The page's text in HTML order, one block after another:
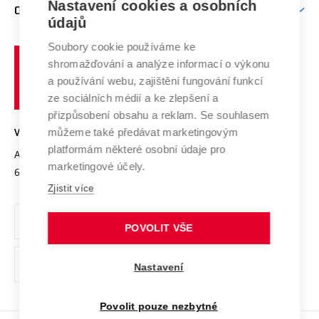
E-přihláška
Doktorské studium
Podpora podnikání
Mezinárodní vědecká rada
Systém zajišťování kvality výzkumu
Výzkumné infrastruktury
Transfer znalostí
Open Science
Projekty
Projekty ze strukturálních fondů
Specifický výzkum
Zahraniční spolupráce
Spolupráce se školami
Služby univerzity
Mezinárodní dohody
Univerzitní sítě
O UNIVERZITĚ
Profil univerzity
Udržitelná univerzita
Podnikavá univerzita / ContriBUTe
Bezpečná univerzita
Vyznamenání
Organizační struktura
Ochrana osobních údajů
odkaz)
učení
technické
VYSOKÉ UČENÍ TECHNICKÉ V BRNĚ
Antonínská 548/1
602 00 Brno
www.vut.cz
vut@vutbr.cz
Nastavení cookies a osobních
údajů
Soubory cookie používáme ke
shromažďování a analýze informací o výkonu
a používání webu, zajištění fungování funkcí
ze sociálních médií a ke zlepšení a
přizpůsobení obsahu a reklam. Se souhlasem
můžeme také předávat marketingovým
platformám některé osobní údaje pro
marketingové účely.
Zjistit více
POVOLIT VŠE
Nastavení
Povolit pouze nezbytné